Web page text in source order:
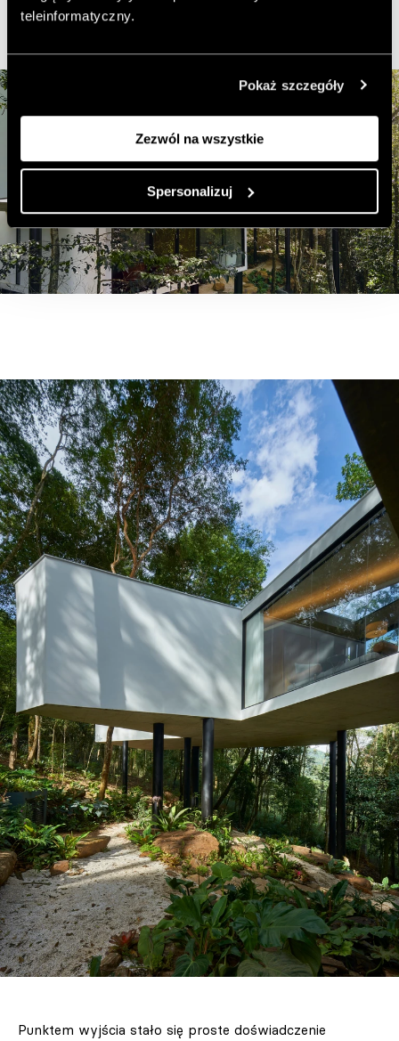
teleinformatyczny.
Pokaż szczegóły
Zezwól na wszystkie
Spersonalizuj
zastane.
Punktem wyjścia stało się proste doświadczenie